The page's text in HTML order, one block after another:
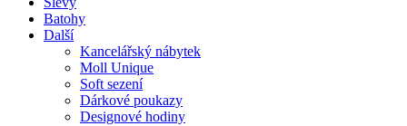
Batohy
Další
Kancelářský nábytek
Moll Unique
Soft sezení
Dárkové poukazy
Designové hodiny